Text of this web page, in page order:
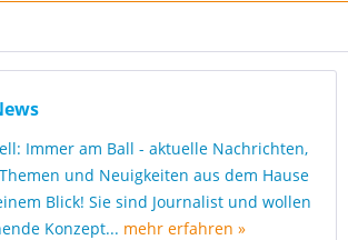
Immer am Ball - aktuelle Nachrichten,
und Neuigkeiten aus dem Hause
Blick! Sie sind Journalist und wollen
Konzept... mehr erfahren »